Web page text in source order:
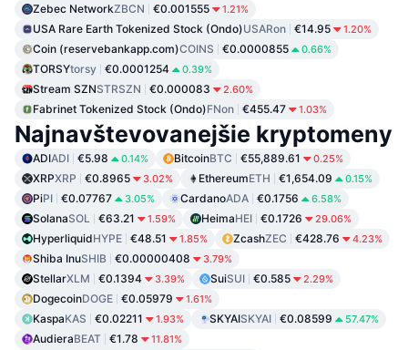
Zebec NetworkZBCN €0.001555 1.21%
USA Rare Earth Tokenized Stock (Ondo)USARon €14.95 1.20%
Coin (reservebankapp.com)COINS €0.0000855 0.66%
TORSYtorsy €0.0001254 0.39%
Stream SZNSTRSZN €0.000083 2.60%
Fabrinet Tokenized Stock (Ondo)FNon €455.47 1.03%
Najnavštevovanejšie kryptomeny
ADIADI €5.98 0.14% BitcoinBTC €55,889.61 0.25%
XRPXRP €0.8965 3.02% EthereumETH €1,654.09 0.15%
PiPI €0.07767 3.05% CardanoADA €0.1756 6.58%
SolanaSOL €63.21 1.59% HeimaHEI €0.1726 29.06%
HyperliquidHYPE €48.51 1.85% ZcashZEC €428.76 4.23%
Shiba InuSHIB €0.00000408 3.79%
StellarXLM €0.1394 3.39% SuiSUI €0.585 2.29%
DogecoinDOGE €0.05979 1.61%
KaspaKAS €0.02211 1.93% SKYAISKYAI €0.08599 57.47%
AudieraBEAT €1.78 11.81%